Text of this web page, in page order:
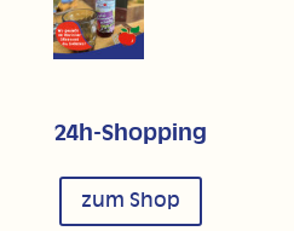
24h-Shopping
zum Shop